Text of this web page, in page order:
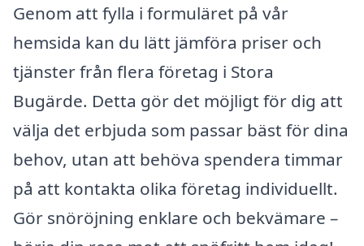
Genom att fylla i formuläret på vår
hemsida kan du lätt jämföra priser och
tjänster från flera företag i Stora
Bugärde. Detta gör det möjligt för dig att
välja det erbjuda som passar bäst för dina
behov, utan att behöva spendera timmar
på att kontakta olika företag individuellt.
Gör snöröjning enklare och bekvämare –